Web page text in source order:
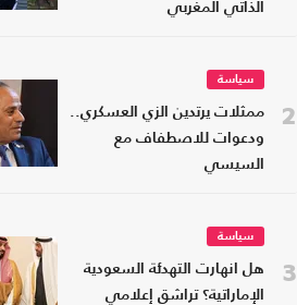
الذاتي المغربي
2
سياسة
ممثلات يرتدين الزي العسكري..
ودعوات للاصطفاف مع
السيسي
3
سياسة
هل انهارت التهدئة السعودية
الإماراتية؟ تراشق إعلامي